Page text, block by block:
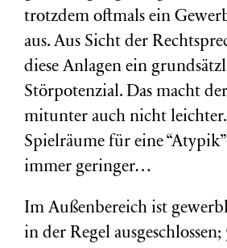
trotzdem oftmals ein
aus. Aus Sicht der
diese Anlagen ein
Störpotenzial. Das macht
mitunter auch nicht
Spielräume für eine
immer geringer…
Im Außenbereich ist
in der Regel